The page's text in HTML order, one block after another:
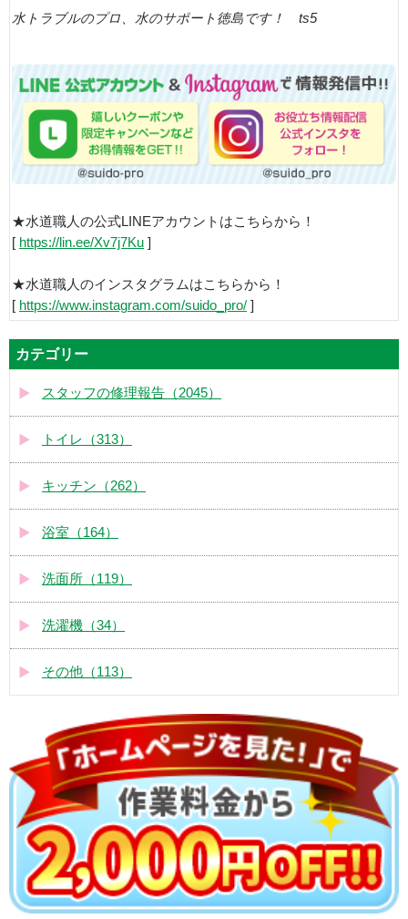
水トラブルのプロ、水のサポート徳島です！ ts5
★水道職人の公式LINEアカウントはこちらから！
[ https://lin.ee/Xv7j7Ku ]
★水道職人のインスタグラムはこちらから！
[ https://www.instagram.com/suido_pro/ ]
カテゴリー
スタッフの修理報告（2045）
トイレ（313）
キッチン（262）
浴室（164）
洗面所（119）
洗濯機（34）
その他（113）